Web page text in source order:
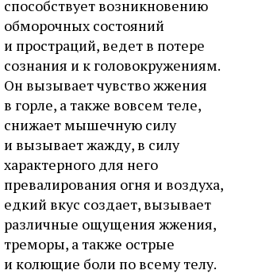
способствует возникновению
обморочных состояний
и простраций, ведет в потере
сознания и к головокружениям.
Он вызывает чувство жжения
в горле, а также вовсем теле,
снижает мышечную силу
и вызывает жажду, в силу
характерного для него
превалирования огня и воздуха,
едкий вкус создает, вызывает
различные ощущения жжения,
треморы, а также острые
и колющие боли по всему телу.